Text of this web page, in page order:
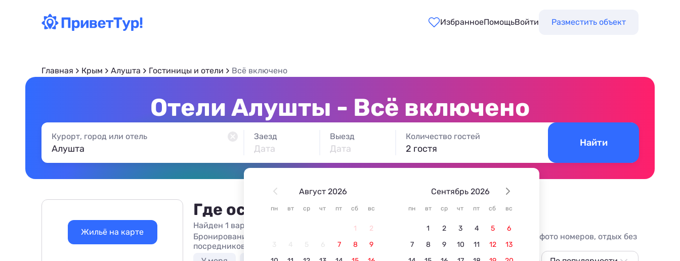
ИзбранноеПомощьВойти Разместить объект
Главная Крым Алушта Гостиницы и отели Всё включено
Отели Алушты - Всё включено
Курорт, город или отель Заезд
Дата
Выезд
Дата
Август 2026
пн вт ср чт пт сб вс
1
2
3
4 5 6 7 8
9
Сентябрь 2026
пн вт ср чт пт сб вс
1 2 3 4 5
6
7
8 9 10 11 12
13
Количество гостей
2 гостя
Найти
Где остановиться в Алуште
Найден 1 вариант жилья из 1
Бронирование отеля в Алуште всё включено в 2026. Гостиницы Алушты, цены, отзывы, фото номеров, отдых без
посредников.
Жильё на карте